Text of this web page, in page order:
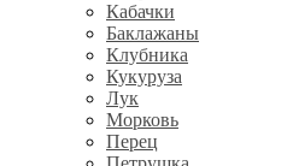
Кабачки
Баклажаны
Клубника
Кукуруза
Лук
Морковь
Перец